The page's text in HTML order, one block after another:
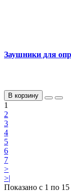
Заушники для
В корзину
1
2
3
4
5
6
7
>
>|
Показано с 1 по